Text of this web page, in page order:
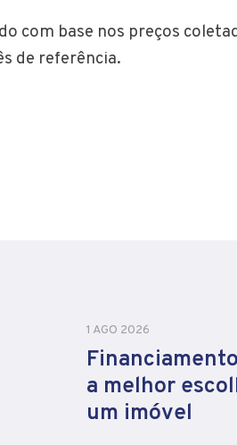
com base nos preços
de referência.
1 AGO 2026
a melhor
um imóvel